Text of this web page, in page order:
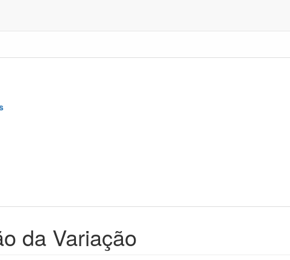
da Variação